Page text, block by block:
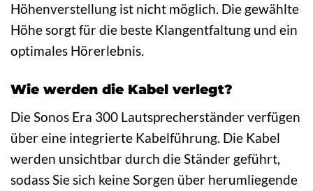
Höhenverstellung ist nicht möglich. Die gewählte
Höhe sorgt für die beste Klangentfaltung und ein
optimales Hörerlebnis.
Wie werden die Kabel verlegt?
Die Sonos Era 300 Lautsprecherständer verfügen
über eine integrierte Kabelführung. Die Kabel
werden unsichtbar durch die Ständer geführt,
sodass Sie sich keine Sorgen über herumliegende